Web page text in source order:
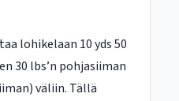
lohikelaan 10 yds 50
30 lbs’n pohjasiiman
väliin. Tällä